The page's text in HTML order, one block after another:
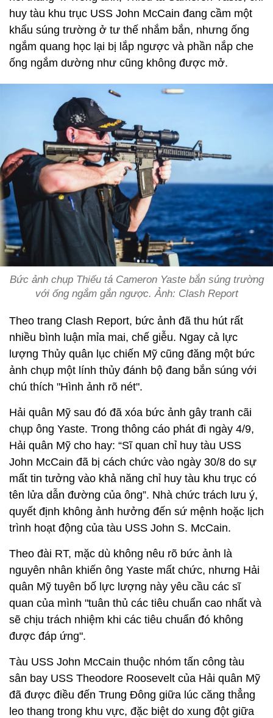
huy tàu khu trục USS John McCain đang cầm một
khẩu súng trường ở tư thế nhắm bắn, nhưng ống
ngắm quang học lại bị lắp ngược và phần nắp che
ống ngắm dường như cũng không được mở.
Bức ảnh chụp Thiếu tá Cameron Yaste bắn súng trường
với ống ngắm gắn ngược. Ảnh: Clash Report
Theo trang Clash Report, bức ảnh đã thu hút rất
nhiều bình luận mỉa mai, chế giễu. Ngay cả lực
lượng Thủy quân lục chiến Mỹ cũng đăng một bức
ảnh chụp một lính thủy đánh bộ đang bắn súng với
chú thích "Hình ảnh rõ nét".
Hải quân Mỹ sau đó đã xóa bức ảnh gây tranh cãi
chụp ông Yaste. Trong thông cáo phát đi ngày 4/9,
Hải quân Mỹ cho hay: “Sĩ quan chỉ huy tàu USS
John McCain đã bị cách chức vào ngày 30/8 do sự
mất tin tưởng vào khả năng chỉ huy tàu khu trục có
tên lửa dẫn đường của ông”. Nhà chức trách lưu ý,
quyết định không ảnh hưởng đến sứ mệnh hoặc lịch
trình hoạt động của tàu USS John S. McCain.
Theo đài RT, mặc dù không nêu rõ bức ảnh là
nguyên nhân khiến ông Yaste mất chức, nhưng Hải
quân Mỹ tuyên bố lực lượng này yêu cầu các sĩ
quan của mình "tuân thủ các tiêu chuẩn cao nhất và
sẽ chịu trách nhiệm khi các tiêu chuẩn đó không
được đáp ứng".
Tàu USS John McCain thuộc nhóm tấn công tàu
sân bay USS Theodore Roosevelt của Hải quân Mỹ
đã được điều đến Trung Đông giữa lúc căng thẳng
leo thang trong khu vực, đặc biệt do xung đột giữa